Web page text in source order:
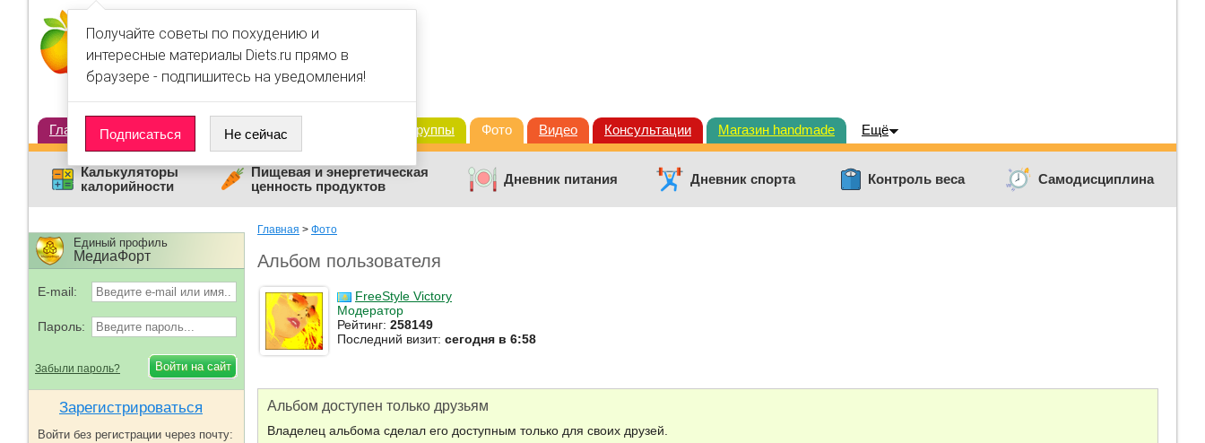
Главная Диеты Статьи Дневники Группы Фото Видео Консультации Магазин handmade Ещё
Калькуляторы
калорийности
Пищевая и энергетическая
ценность продуктов
Дневник питания Дневник спорта Контроль веса Самодисциплина
Главная > Фото
Альбом пользователя
FreeStyle Victory
Модератор
Рейтинг: 258149
Последний визит: сегодня в 6:58
Альбом доступен только друзьям
Владелец альбома сделал его доступным только для своих друзей.
Единый профиль
МедиаФорт
E-mail:
Пароль:
Забыли пароль?
Зарегистрироваться
Войти без регистрации через почту:
Получайте советы по похудению и
интересные материалы Diets.ru прямо в
браузере - подпишитесь на уведомления!
Подписаться Не сейчас